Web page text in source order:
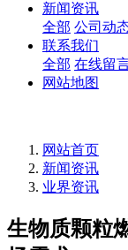
新闻资讯
全部 公司动
联系我们
全部 在线留
网站地图
网站首页
新闻资讯
业界资讯
生物质颗粒